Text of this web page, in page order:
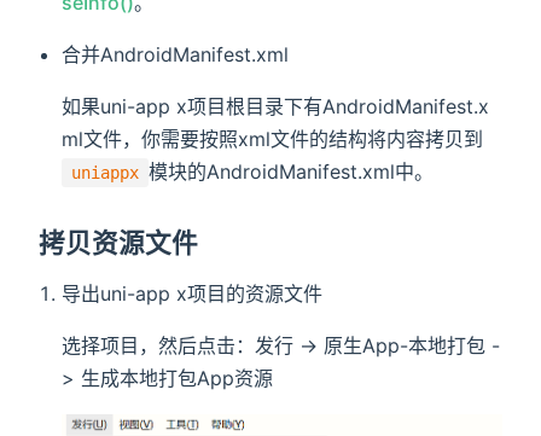
合并AndroidManifest.xml
如果uni-app x项目根目录下有AndroidManifest.x
ml文件，你需要按照xml文件的结构将内容拷贝到
uniappx 模块的AndroidManifest.xml中。
拷贝资源文件
导出uni-app x项目的资源文件
选择项目，然后点击：发行 -> 原生App-本地打包 -
> 生成本地打包App资源